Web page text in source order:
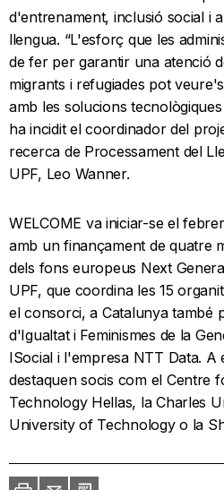
d'entrenament, inclusió social i
llengua. “L'esforç que les
de fer per garantir una atenció
migrants i refugiades pot
amb les solucions
ha incidit el coordinador del
recerca de Processament del
UPF, Leo Wanner.
WELCOME va iniciar-se el
amb un finançament de quatre
dels fons europeus Next
UPF, que coordina les 15
el consorci, a Catalunya també
d'Igualtat i Feminismes de la
ISocial i l'empresa NTT Data. A
destaquen socis com el Centre
Technology Hellas, la Charles
University of Technology o la
ImprimirEnviaPDF